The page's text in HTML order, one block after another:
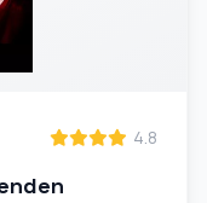
4.8